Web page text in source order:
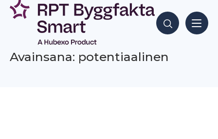
Siirry
sisältöön
Hae sisältöjä
Avainsana: potentiaalinen